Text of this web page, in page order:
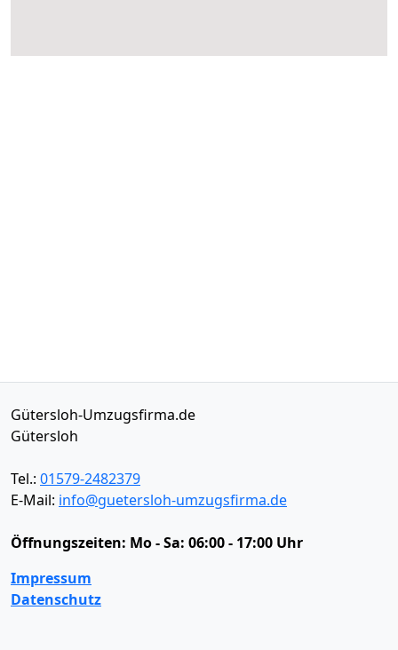
Gütersloh-Umzugsfirma.de
Gütersloh
Tel.: 01579-2482379
E-Mail: info@guetersloh-umzugsfirma.de
Öffnungszeiten: Mo - Sa: 06:00 - 17:00 Uhr
Impressum
Datenschutz